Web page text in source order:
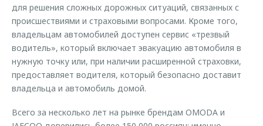
для решения сложных дорожных ситуаций, связанных с
происшествиями и страховыми вопросами. Кроме того,
владельцам автомобилей доступен сервис «трезвый
водитель», который включает эвакуацию автомобиля в
нужную точку или, при наличии расширенной страховки,
предоставляет водителя, который безопасно доставит
владельца и автомобиль домой.
Всего за несколько лет на рынке брендам OMODA и